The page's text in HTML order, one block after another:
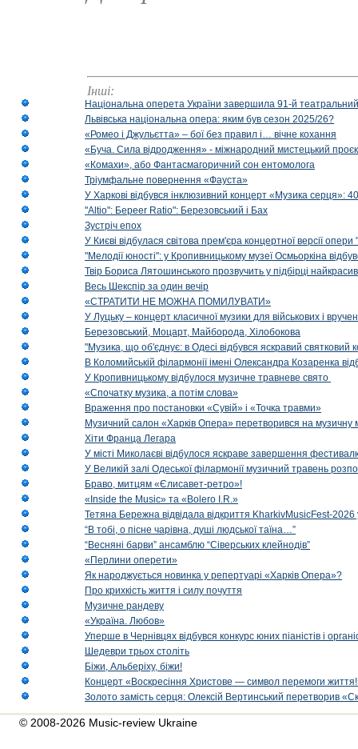
Інші:
Національна оперета України завершила 91-й
Львівська національна опера: яким був сезон 2025/26?
«Ромео і Джульєтта» – бої без правил і… вічне кохання
«Буча. Сила відродження» - міжнародний мистецький
«Комахи», або Фантасмагоричний сон ентомолога
Тріумфальне повернення «Фауста»
У Харкові відбувся інклюзивний концерт «Музика серця»:
"Altio": Береer Ratio": Березовський і Бах
Зустріч епох
У Києві відбулася світова прем'єра концертної версії
"Мелодії юності": у Кропивницькому музеї Осмьоркіна
Твір Бориса Лятошинського прозвучить у підбірці
Весь Шекспір за один вечір
«СТРАТИТИ НЕ МОЖНА ПОМИЛУВАТИ»
У Луцьку – концерт класичної музики для військових і
Березовський, Моцарт, Майборода, Хілобокова
"Музика, що об'єднує: в Одесі відбувся яскравий
В Коломийській філармонії імені Олександра Козаренка
У Кропивницькому відбулося музичне травневе свято
«Спочатку музика, а потім слова»
Враження про постановки «Сувій» і «Точка травми»
Музичний салон «Харків Опера» перетворився на музичну
Хіти Франца Легара
У місті Миколаєві відбулося яскраве завершення
У Великій залі Одеської філармонії музичний травень
Браво, митцям «Єлисавет-ретро»!
«Inside the Music» та «Bolero I.R.»
Тетяна Бережна відвідала відкриття KharkivMusicFest-2026
“В тобі, о пісне чарівна, душі людської таїна…”
“Весняні барви” ансамблю “Сіверських клейнодів”
«Перлини оперети»
Як народжується новинка у репертуарі «Харків Опера»?
Про крихкість життя і силу почуття
Музичне рандеву
«Україна. Любов»
Уперше в Чернівцях відбувся конкурс юних піаністів і
Шедеври трьох століть
Біжи, Альберіху, біжи!
Концерт «Воскресіння Христове — символ перемоги
Золото замість серця: Олексій Вертинський перетворив
© 2008-2026 Music-review Ukraine